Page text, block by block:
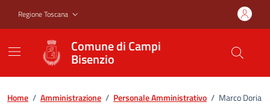
Regione Toscana
Comune di Campi
Bisenzio
Home / Amministrazione / Personale Amministrativo / Marco Doria